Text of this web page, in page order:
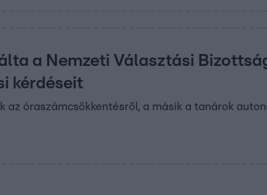
a Nemzeti Választási
kérdéseit
az óraszámcsökkentésről, a másik a tanárok